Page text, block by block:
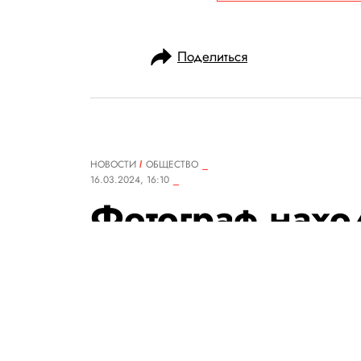
Поделиться
НОВОСТИ
ОБЩЕСТВО
16.03.2024, 16:10
Фотограф